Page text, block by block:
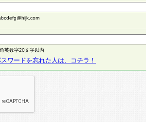
英数字20文字以内
ワードを忘れた人は、コチラ！